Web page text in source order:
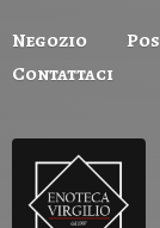
Negozio
Contattaci